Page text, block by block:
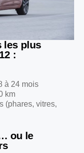
les plus
:
à 24 mois
km
(phares, vitres,
ou le